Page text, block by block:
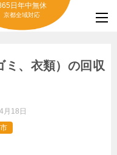
日年中無休
京都全域対応
ミ、衣類）の回収
月18日